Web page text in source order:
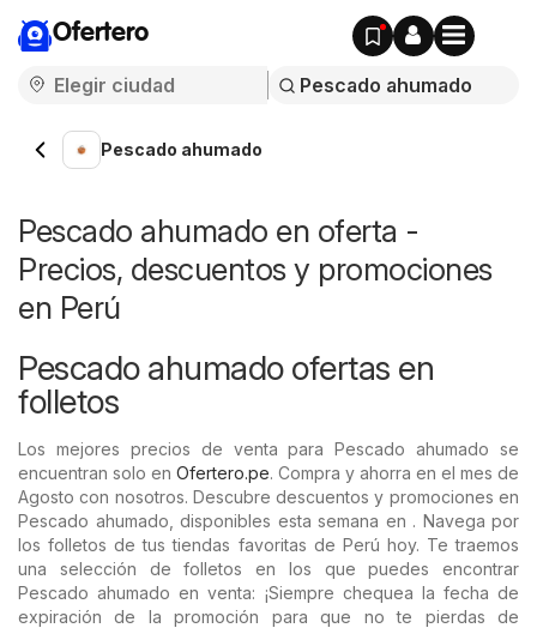
Ofertero
Pescado ahumado
Pescado ahumado en oferta -
Precios, descuentos y promociones
en Perú
Pescado ahumado ofertas en
folletos
Los mejores precios de venta para Pescado ahumado se
encuentran solo en Ofertero.pe. Compra y ahorra en el mes de
Agosto con nosotros. Descubre descuentos y promociones en
Pescado ahumado, disponibles esta semana en . Navega por
los folletos de tus tiendas favoritas de Perú hoy. Te traemos
una selección de folletos en los que puedes encontrar
Pescado ahumado en venta: ¡Siempre chequea la fecha de
expiración de la promoción para que no te pierdas de